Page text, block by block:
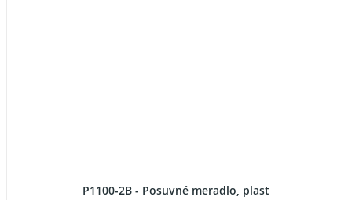
P1100-2B - Posuvné meradlo, plast